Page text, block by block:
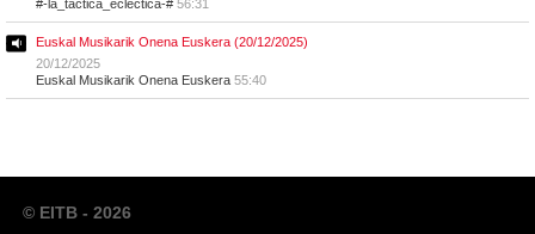
#-la_tactica_eclectica-# 56:31
Euskal Musikarik Onena Euskera (20/12/2025)
20/12/2025
Euskal Musikarik Onena Euskera 55:40
© EITB - 2026